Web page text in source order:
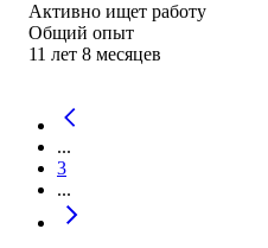
Активно ищет работу
Общий опыт
11 лет 8 месяцев
...
3
...